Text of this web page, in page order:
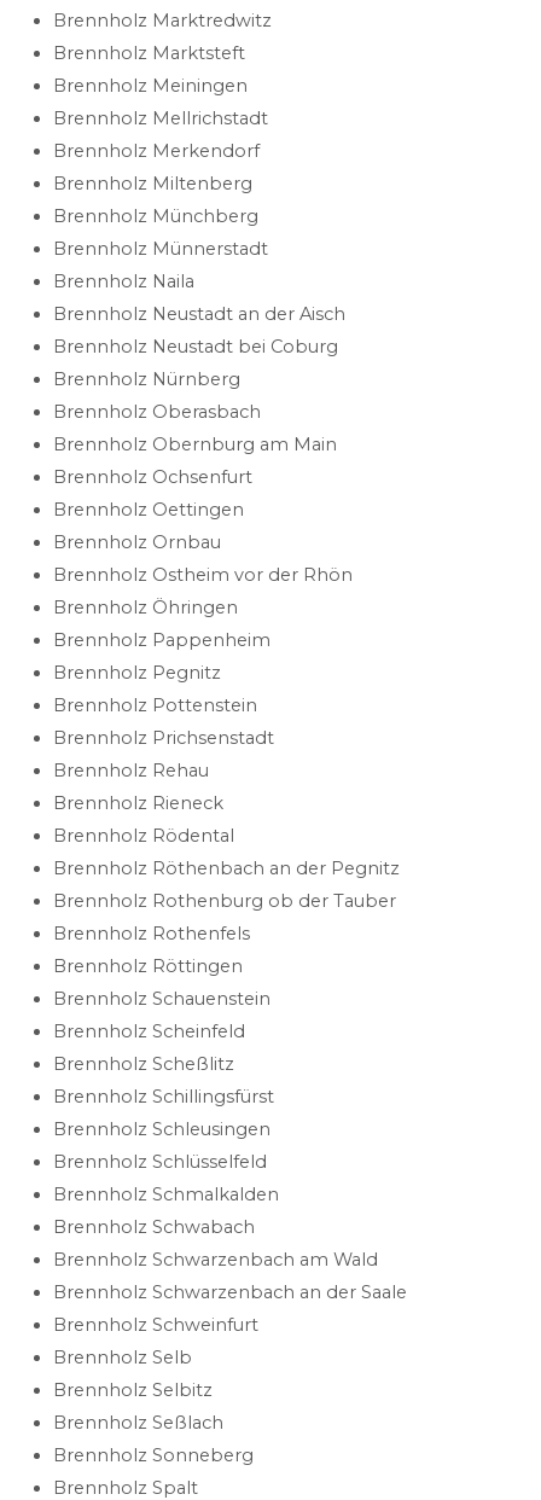
Brennholz Marktredwitz
Brennholz Marktsteft
Brennholz Meiningen
Brennholz Mellrichstadt
Brennholz Merkendorf
Brennholz Miltenberg
Brennholz Münchberg
Brennholz Münnerstadt
Brennholz Naila
Brennholz Neustadt an der Aisch
Brennholz Neustadt bei Coburg
Brennholz Nürnberg
Brennholz Oberasbach
Brennholz Obernburg am Main
Brennholz Ochsenfurt
Brennholz Oettingen
Brennholz Ornbau
Brennholz Ostheim vor der Rhön
Brennholz Öhringen
Brennholz Pappenheim
Brennholz Pegnitz
Brennholz Pottenstein
Brennholz Prichsenstadt
Brennholz Rehau
Brennholz Rieneck
Brennholz Rödental
Brennholz Röthenbach an der Pegnitz
Brennholz Rothenburg ob der Tauber
Brennholz Rothenfels
Brennholz Röttingen
Brennholz Schauenstein
Brennholz Scheinfeld
Brennholz Scheßlitz
Brennholz Schillingsfürst
Brennholz Schleusingen
Brennholz Schlüsselfeld
Brennholz Schmalkalden
Brennholz Schwabach
Brennholz Schwarzenbach am Wald
Brennholz Schwarzenbach an der Saale
Brennholz Schweinfurt
Brennholz Selb
Brennholz Selbitz
Brennholz Seßlach
Brennholz Sonneberg
Brennholz Spalt